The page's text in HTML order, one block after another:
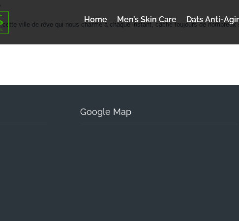
Home Men’s Skin Care Dats Anti-
ville de rêve qui nous charme à chaque instant, cache toujours de
Google Map